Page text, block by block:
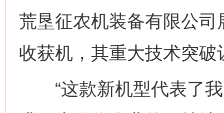
荒垦征农机装备有限公
收获机，其重大技术突破
“这款新机型代表了我